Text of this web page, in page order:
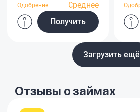
Одобрение
Среднее
Получить
Загрузить ещё
Отзывы о займах